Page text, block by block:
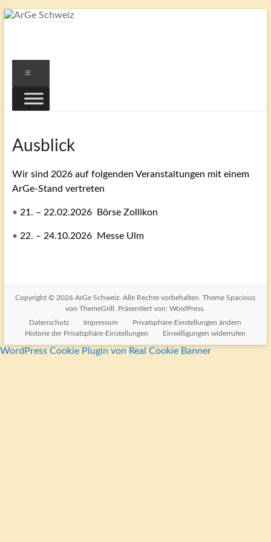
Zum
Schweiz
…
eine
Freunden
Briefmarken
Ausblick
Wir sind 2026 auf folgenden Veranstaltungen mit einem
ArGe-Stand vertreten
• 21. – 22.02.2026 Börse Zollikon
• 22. – 24.10.2026 Messe Ulm
Copyright © 2026ArGe Schweiz . Alle Rechte vorbehalten. ThemeSpacious
von ThemeGrill. Präsentiert von:WordPress
Datenschutz
Impressum
Privatsphäre-Einstellungen ändern
Historie der Privatsphäre-Einstellungen
Einwilligungen widerrufen
WordPress Cookie Plugin von Real Cookie Banner